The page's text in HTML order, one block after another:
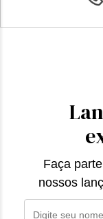
Faça
nossos